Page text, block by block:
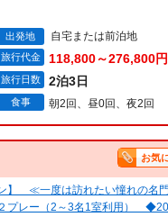
出発地 自宅または前泊地
旅行代金 118,800～276,800円
旅行日数 2泊3日
食事 朝2回、昼0回、夜2回
お気
ン】 ≪一度は訪れたい憧れの
プレー（2～3名1室利用）